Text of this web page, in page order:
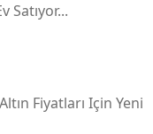
Satıyor...
Fiyatları Için Yeni